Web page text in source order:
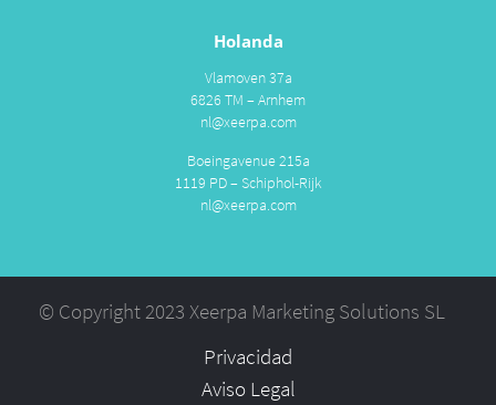
Holanda
Vlamoven 37a
6826 TM – Arnhem
nl@xeerpa.com
Boeingavenue 215a
1119 PD – Schiphol-Rijk
nl@xeerpa.com
© Copyright 2023 Xeerpa Marketing Solutions SL
Privacidad
Aviso Legal